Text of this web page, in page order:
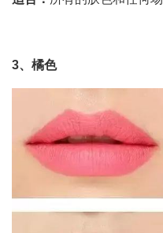
3、橘色